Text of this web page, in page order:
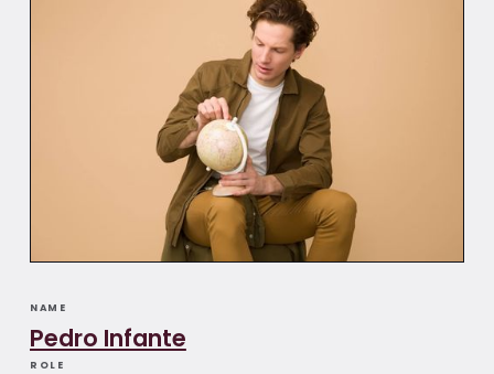
NAME
Pedro Infante
ROLE